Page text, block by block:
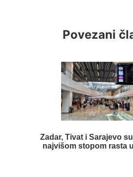
Povezani
Zadar, Tivat i Sarajevo
najvišom stopom rasta